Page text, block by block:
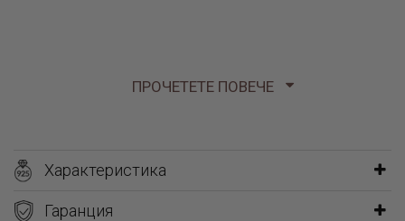
ПРОЧЕТЕТЕ ПОВЕЧЕ
Характеристика
Гаранция